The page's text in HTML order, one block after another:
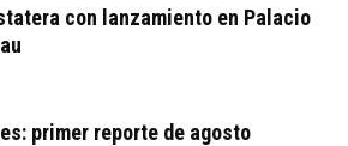
con lanzamiento en Palacio
primer reporte de agosto